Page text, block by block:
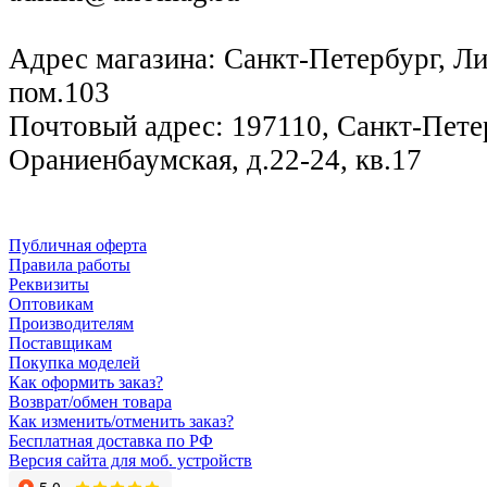
Адрес магазина: Санкт-Петербург,
пом.103
Почтовый адрес: 197110, Санкт-
Ораниенбаумская, д.22-24, кв.17
Публичная оферта
Правила работы
Реквизиты
Оптовикам
Производителям
Поставщикам
Покупка моделей
Как оформить заказ?
Возврат/обмен товара
Как изменить/отменить заказ?
Бесплатная доставка по РФ
Версия сайта для моб. устройств